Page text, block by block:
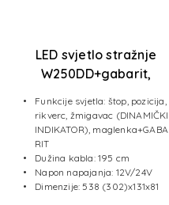
LED svjetlo stražnje
W250DD+gabarit,
INDIKATOR, 12/24V
Funkcije svjetla: štop, pozicija,
rikverc, žmigavac (DINAMIČKI
INDIKATOR), maglenka+GABA
RIT
Dužina kabla: 195 cm
Napon napajanja: 12V/24V
Dimenzije: 538 (302)x131x81